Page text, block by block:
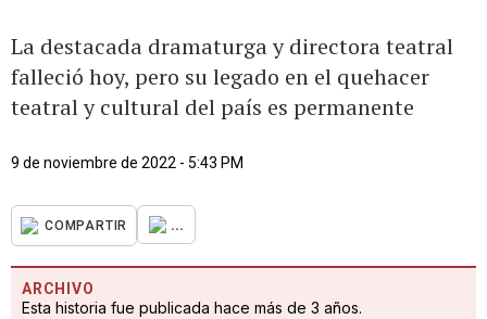
La destacada dramaturga y directora teatral
falleció hoy, pero su legado en el quehacer
teatral y cultural del país es permanente
9 de noviembre de 2022 - 5:43 PM
COMPARTIR ...
ARCHIVO
Esta historia fue publicada hace más de 3 años.